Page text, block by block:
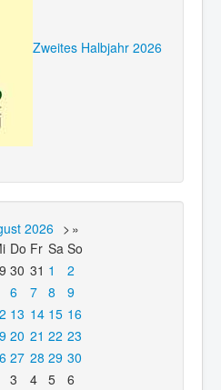
Zweites Halbjahr 2026
2026 > »
Do Fr Sa So
30 31 1
2
6 7 8
9
13 14 15 16
20 21 22 23
27 28 29 30
3 4 5 6